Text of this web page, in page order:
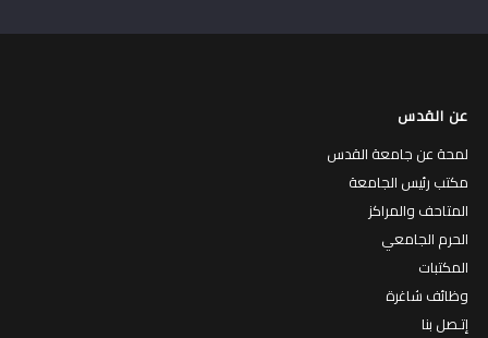
عن القدس
لمحة عن جامعة القدس
مكتب رئيس الجامعة
المتاحف والمراكز
الحرم الجامعي
المكتبات
وظائف شاغرة
إتـصل بنا